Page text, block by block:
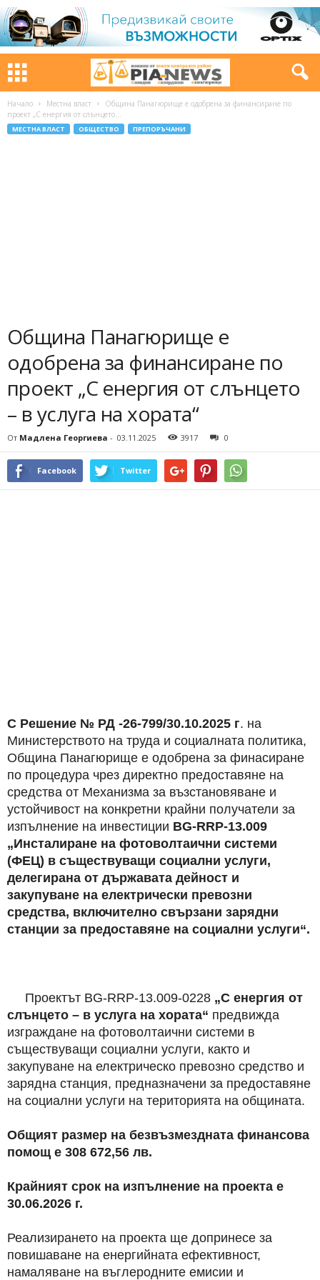
Начало Местна власт
Община Панагюрище e одобрена за финансиране по
проект „С енергия от слънцето...
МЕСТНА ВЛАСТ ОБЩЕСТВО ПРЕПОРЪЧАНИ
Община Панагюрище e
одобрена за финансиране по
проект „С енергия от слънцето
– в услуга на хората“
От Мадлена Георгиева - 03.11.2025 3917 0
Facebook Twitter
С Решение № РД -26-799/30.10.2025 г. на
Министерството на труда и социалната политика,
Община Панагюрище е одобрена за финасиране
по процедура чрез директно предоставяне на
средства от Механизма за възстановяване и
устойчивост на конкретни крайни получатели за
изпълнение на инвестиции BG-RRP-13.009
„Инсталиране на фотоволтаични системи
(ФЕЦ) в съществуващи социални услуги,
делегирана от държавата дейност и
закупуване на електрически превозни
средства, включително свързани зарядни
станции за предоставяне на социални услуги“.
Проектът BG-RRP-13.009-0228 „С енергия от
слънцето – в услуга на хората“ предвижда
изграждане на фотоволтаични системи в
съществуващи социални услуги, както и
закупуване на електрическо превозно средство и
зарядна станция, предназначени за предоставяне
на социални услуги на територията на общината.
Общият размер на безвъзмездната финансова
помощ е 308 672,56 лв.
Крайният срок на изпълнение на проекта е
30.06.2026 г.
Реализирането на проекта ще допринесе за
повишаване на енергийната ефективност,
намаляване на въглеродните емисии и